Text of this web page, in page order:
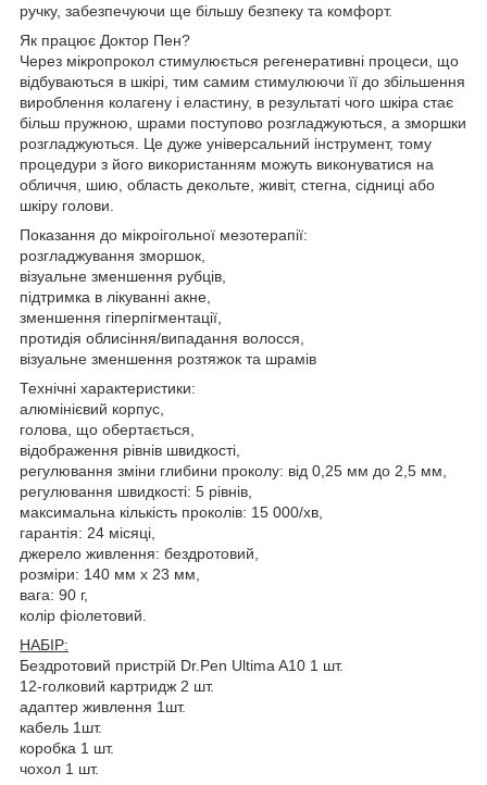
ручку, забезпечуючи ще більшу безпеку та комфорт.
Як працює Доктор Пен?
Через мікропрокол стимулюється регенеративні процеси, що
відбуваються в шкірі, тим самим стимулюючи її до збільшення
вироблення колагену і еластину, в результаті чого шкіра стає
більш пружною, шрами поступово розгладжуються, а зморшки
розгладжуються. Це дуже універсальний інструмент, тому
процедури з його використанням можуть виконуватися на
обличчя, шию, область декольте, живіт, стегна, сідниці або
шкіру голови.
Показання до мікроігольної мезотерапії:
розгладжування зморшок,
візуальне зменшення рубців,
підтримка в лікуванні акне,
зменшення гіперпігментації,
протидія облисіння/випадання волосся,
візуальне зменшення розтяжок та шрамів
Технічні характеристики:
алюмінієвий корпус,
голова, що обертається,
відображення рівнів швидкості,
регулювання зміни глибини проколу: від 0,25 мм до 2,5 мм,
регулювання швидкості: 5 рівнів,
максимальна кількість проколів: 15 000/хв,
гарантія: 24 місяці,
джерело живлення: бездротовий,
розміри: 140 мм х 23 мм,
вага: 90 г,
колір фіолетовий.
НАБІР:
Бездротовий пристрій Dr.Pen Ultima A10 1 шт.
12-голковий картридж 2 шт.
адаптер живлення 1шт.
кабель 1шт.
коробка 1 шт.
чохол 1 шт.